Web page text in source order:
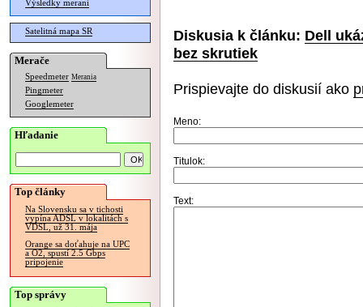
Výsledky meraní
Satelitná mapa SR
Merače
Speedmeter Merania
Pingmeter
Googlemeter
Hľadanie
Top články
Na Slovensku sa v tichosti
vypína ADSL v lokalitách s
VDSL, už 31. mája
Orange sa doťahuje na UPC
a O2, spustí 2.5 Gbps
pripojenie
Top správy
Diskusia k článku: Dell
bez skrutiek
Prispievajte do diskusií ako
Meno:
Titulok:
Text: